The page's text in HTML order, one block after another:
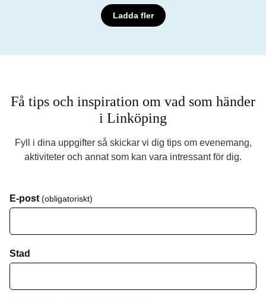
Ladda fler
Få tips och inspiration om vad som händer
i Linköping
Fyll i dina uppgifter så skickar vi dig tips om evenemang,
aktiviteter och annat som kan vara intressant för dig.
E-post (obligatoriskt)
Stad